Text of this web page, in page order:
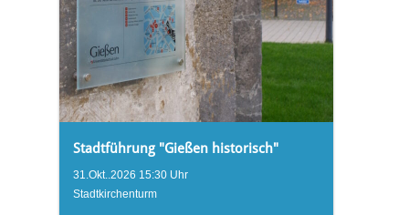
Stadtführung "Gießen historisch"
31.Okt..2026 15:30 Uhr
Stadtkirchenturm